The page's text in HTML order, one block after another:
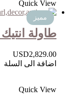
Quick View
مميز
طاولة انتيك
USD2,829.00
اضافة الى السلة
Quick View